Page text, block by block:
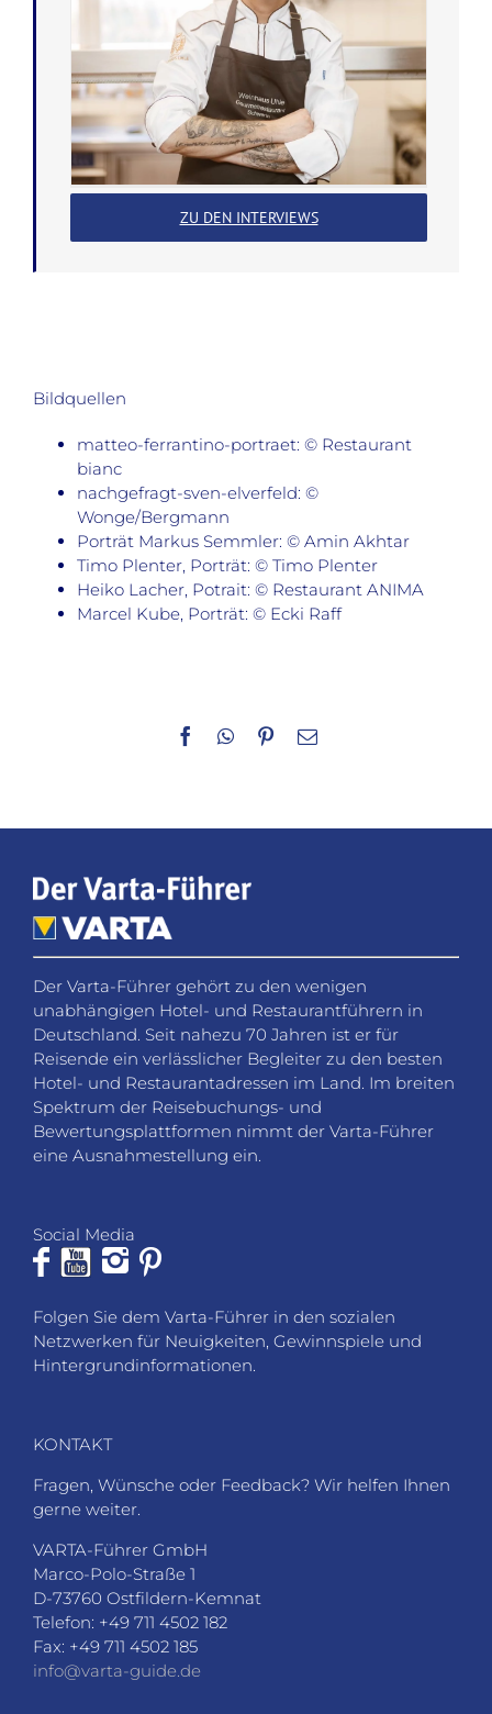
ZU DEN INTERVIEWS
Bildquellen
matteo-ferrantino-portraet: © Restaurant
bianc
nachgefragt-sven-elverfeld: ©
Wonge/Bergmann
Porträt Markus Semmler: © Amin Akhtar
Timo Plenter, Porträt: © Timo Plenter
Heiko Lacher, Potrait: © Restaurant ANIMA
Marcel Kube, Porträt: © Ecki Raff
Facebook
WhatsApp
Pinterest
E-
Der Varta-Führer gehört zu den wenigen
unabhängigen Hotel- und Restaurantführern in
Deutschland. Seit nahezu 70 Jahren ist er für
Reisende ein verlässlicher Begleiter zu den besten
Hotel- und Restaurantadressen im Land. Im breiten
Spektrum der Reisebuchungs- und
Bewertungsplattformen nimmt der Varta-Führer
eine Ausnahmestellung ein.
Social Media
Folgen Sie dem Varta-Führer in den sozialen
Netzwerken für Neuigkeiten, Gewinnspiele und
Hintergrundinformationen.
KONTAKT
Fragen, Wünsche oder Feedback? Wir helfen Ihnen
gerne weiter.
VARTA-Führer GmbH
Marco-Polo-Straße 1
D-73760 Ostfildern-Kemnat
Telefon: +49 711 4502 182
Fax: +49 711 4502 185
info@varta-guide.de